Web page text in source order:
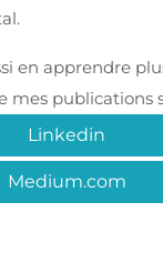
en apprendre
mes publications
Linkedin
Medium.com